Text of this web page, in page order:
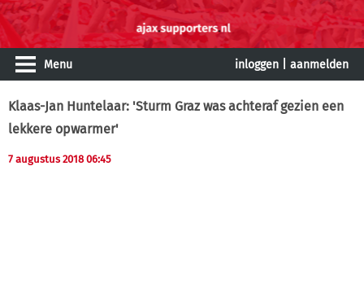
Menu inloggen aanmelden
Klaas-Jan Huntelaar: 'Sturm Graz was achteraf gezien een
lekkere opwarmer'
7 augustus 2018 06:45